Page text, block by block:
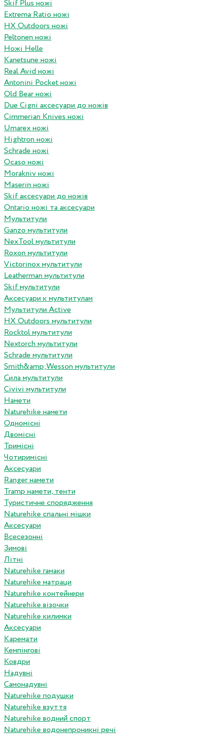
Skif Plus ножі
Extrema Ratio ножі
HX Outdoors ножі
Peltonen ножі
Ножі Helle
Kanetsune ножі
Real Avid ножі
Antonini Pocket ножі
Old Bear ножі
Due Cigni аксесуари до ножів
Cimmerian Knives ножі
Umarex ножі
Hightron ножі
Schrade ножі
Ocaso ножі
Morakniv ножі
Maserin ножі
Skif аксесуари до ножів
Ontario ножі та аксесуари
Мультитули
Ganzo мультитули
NexTool мультитули
Roxon мультитули
Victorinox мультитули
Leatherman мультитули
Skif мультитули
Аксесуари к мультитулам
Мультитули Active
HX Outdoors мультитули
Rocktol мультитули
Nextorch мультитули
Schrade мультитули
Smith&amp;Wesson мультитули
Сила мультитули
Civivi мультитули
Намети
Naturehike намети
Одномісні
Двомісні
Тримісні
Чотиримісні
Аксесуари
Ranger намети
Tramp намети, тенти
Туристичне спорядження
Naturehike спальні мішки
Аксесуари
Всесезонні
Зимові
Літні
Naturehike гамаки
Naturehike матраци
Naturehike контейнери
Naturehike візочки
Naturehike килимки
Аксесуари
Каремати
Кемпінгові
Ковдри
Надувні
Самонадувні
Naturehike подушки
Naturehike взуття
Naturehike водний спорт
Naturehike водонепроникні речі